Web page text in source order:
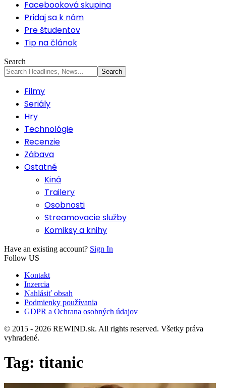
Facebooková skupina
Pridaj sa k nám
Pre študentov
Tip na článok
Search
Filmy
Seriály
Hry
Technológie
Recenzie
Zábava
Ostatné
Kiná
Trailery
Osobnosti
Streamovacie služby
Komiksy a knihy
Have an existing account? Sign In
Follow US
Kontakt
Inzercia
Nahlásiť obsah
Podmienky používania
GDPR a Ochrana osobných údajov
© 2015 - 2026 REWIND.sk. All rights reserved. Všetky práva
vyhradené.
Tag: titanic